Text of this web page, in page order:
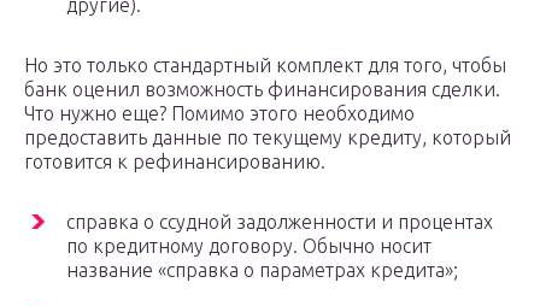
другие).
Но это только стандартный комплект для того, чтобы
банк оценил возможность финансирования сделки.
Что нужно еще? Помимо этого необходимо
предоставить данные по текущему кредиту, который
готовится к рефинансированию.
справка о ссудной задолженности и процентах
по кредитному договору. Обычно носит
название «справка о параметрах кредита»;